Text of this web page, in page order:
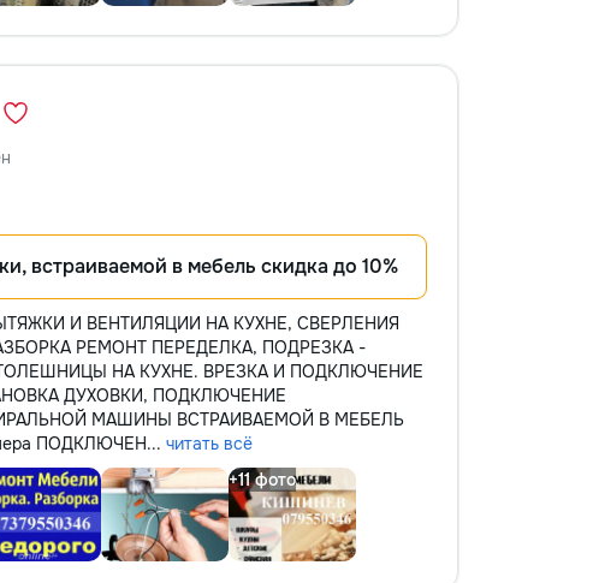
встраиваемой в мебель скидка до 10%
И ВЕНТИЛЯЦИИ НА КУХНЕ, СВЕРЛЕНИЯ
РЕМОНТ ПЕРЕДЕЛКА, ПОДРЕЗКА -
НА КУХНЕ. ВРЕЗКА И ПОДКЛЮЧЕНИЕ
ДУХОВКИ, ПОДКЛЮЧЕНИЕ
МАШИНЫ ВСТРАИВАЕМОЙ В МЕБЕЛЬ
ПОДКЛЮЧЕН... читать всё